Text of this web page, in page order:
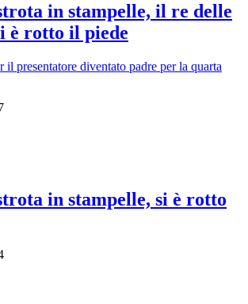
in stampelle, il re delle
è rotto il piede
il presentatore diventato padre per la quarta
in stampelle, si è rotto